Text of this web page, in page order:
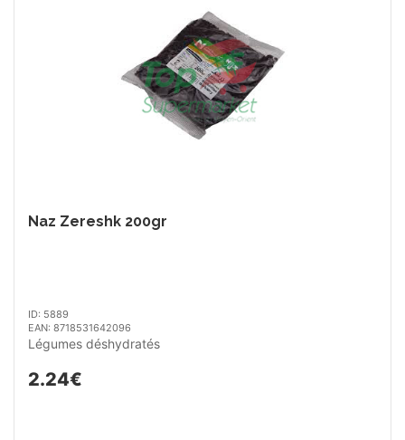
Naz Zereshk 200gr
ID: 5889
EAN: 8718531642096
Légumes déshydratés
2.24€